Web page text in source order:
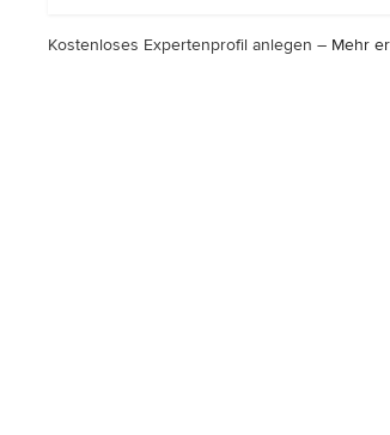
Kostenloses Expertenprofil anlegen – Mehr